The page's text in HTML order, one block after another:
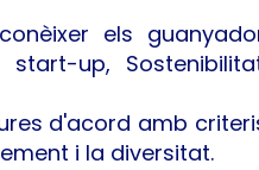
els
start-up,
d'acord amb
i la diversitat.